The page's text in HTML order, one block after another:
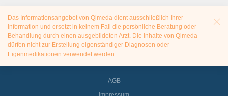
Das Informationsangebot von Qimeda dient ausschließlich Ihrer
Information und ersetzt in keinem Fall die persönliche Beratung oder
Behandlung durch einen ausgebildeten Arzt. Die Inhalte von Qimeda
dürfen nicht zur Erstellung eigenständiger Diagnosen oder
Eigenmedikationen verwendet werden.
AGB